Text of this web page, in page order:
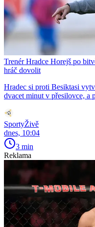
Trenér Hradce Horejš po
hráč dovolit
Hradec si proti Besiktasi
dvacet minut v přesilovce, a
SportyŽivě
dnes, 10:04
3 min
Reklama